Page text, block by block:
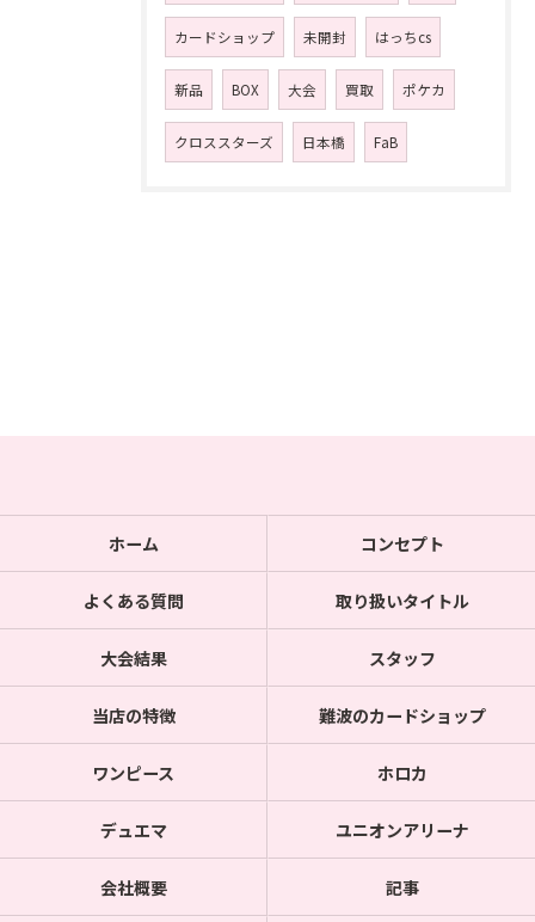
カードショップ 未開封 はっちcs
新品 BOX 大会 買取 ポケカ
クロススターズ 日本橋 FaB
ホーム コンセプト
よくある質問 取り扱いタイトル
大会結果 スタッフ
当店の特徴 難波のカードショップ
ワンピース ホロカ
デュエマ ユニオンアリーナ
会社概要 記事